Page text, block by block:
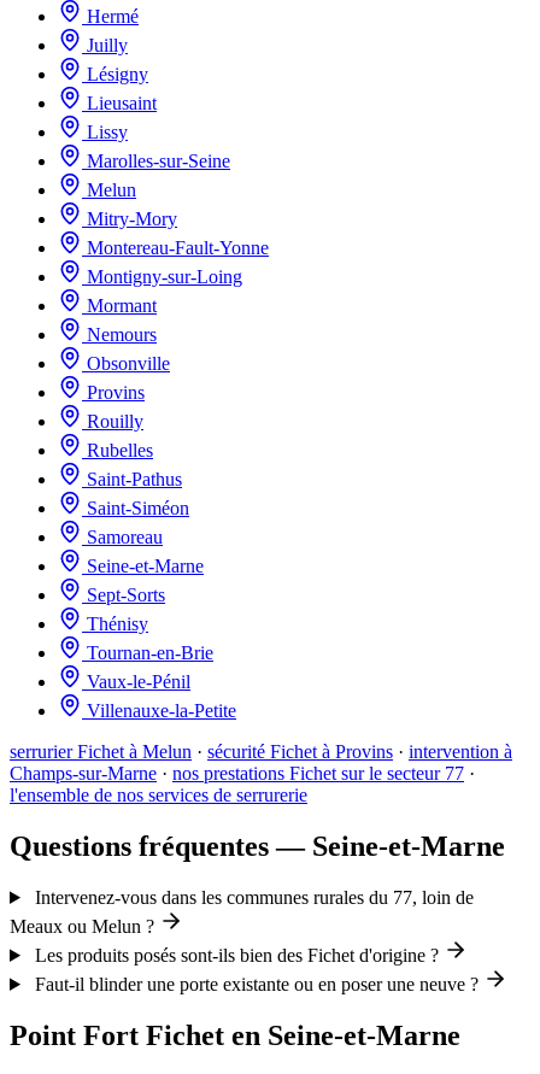
Hermé
Juilly
Lésigny
Lieusaint
Lissy
Marolles-sur-Seine
Melun
Mitry-Mory
Montereau-Fault-Yonne
Montigny-sur-Loing
Mormant
Nemours
Obsonville
Provins
Rouilly
Rubelles
Saint-Pathus
Saint-Siméon
Samoreau
Seine-et-Marne
Sept-Sorts
Thénisy
Tournan-en-Brie
Vaux-le-Pénil
Villenauxe-la-Petite
serrurier Fichet à Melun · sécurité Fichet à Provins · intervention à
Champs-sur-Marne · nos prestations Fichet sur le secteur 77 ·
l'ensemble de nos services de serrurerie
Questions fréquentes — Seine-et-Marne
Intervenez-vous dans les communes rurales du 77, loin de
Meaux ou Melun ?
Les produits posés sont-ils bien des Fichet d'origine ?
Faut-il blinder une porte existante ou en poser une neuve ?
Point Fort Fichet en Seine-et-Marne